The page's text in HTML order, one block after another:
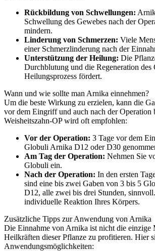
Rückbildung von Schwellungen:
Schwellung des Gewebes nach der
mindern.
Linderung von Schmerzen: Viele
einer Schmerzlinderung nach der
Unterstützung der Heilung: Die
Durchblutung und die Regeneration des
Heilungsprozess fördert.
Wann und wie sollte man Arnika einnehmen?
Um die beste Wirkung zu erzielen, kann die
vor dem Eingriff und auch nach der Operation
Weisheitszahn-OP wird oft empfohlen:
Vor der Operation: 3 Tage vor dem
Globuli Arnika D12 oder D30
Am Tag der Operation: Nehmen Sie
Globuli ein.
Nach der Operation: In den ersten
sind eine bis zwei Gaben von 3 bis 5
D12, alle zwei bis drei Stunden,
individuelle Reaktion Ihres Körpers.
Zusätzliche Tipps zur Anwendung von Arnika
Die Einnahme von Arnika ist nicht die einzige
Heilkräften dieser Pflanze zu profitieren. Hier
Anwendungsmöglichkeiten: